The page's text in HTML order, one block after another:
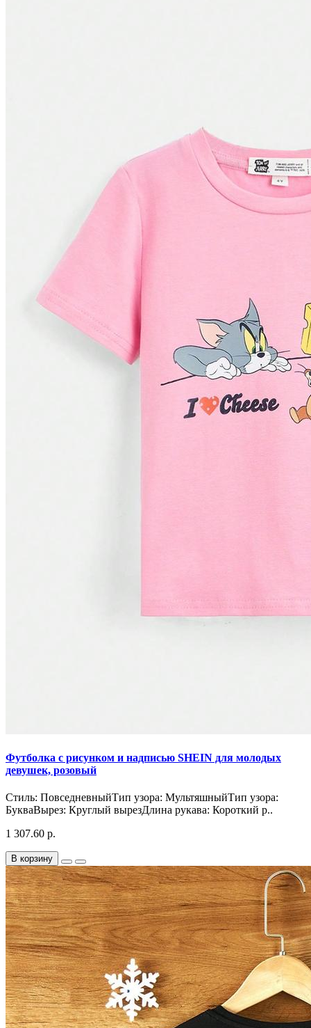
Футболка с рисунком и надписью SHEIN для молодых
девушек, розовый
Стиль: ПовседневныйТип узора: МультяшныйТип узора:
БукваВырез: Круглый вырезДлина рукава: Короткий р..
1 307.60 р.
В корзину